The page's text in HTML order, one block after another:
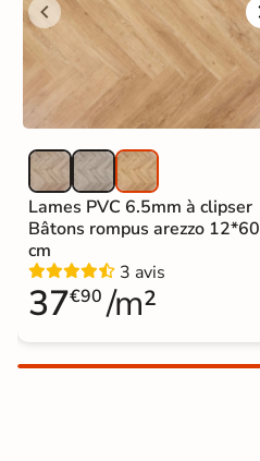
Lames PVC 6.5mm à clipser
Bâtons rompus arezzo 12*60
cm
3 avis
37€90 /m²